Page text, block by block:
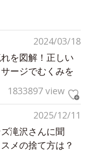
2024/03/18
を図解！正しい
ージでむくみを
1833897 view
2025/12/11
滝沢さんに聞
メの捨て方は？